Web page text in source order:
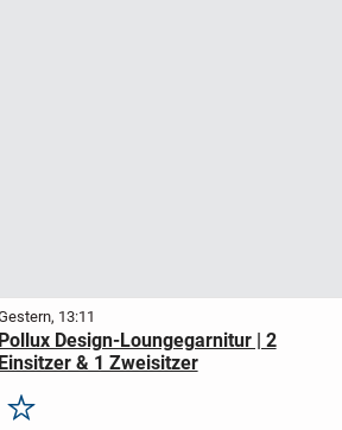
13:11
Pollux Design-Loungegarnitur | 2
Einsitzer & 1 Zweisitzer
Merken